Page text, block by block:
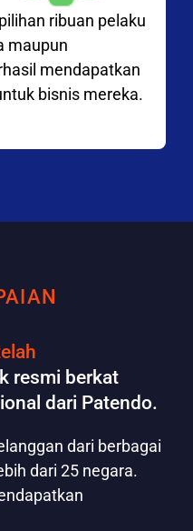
ribuan pelaku
maupun
mendapatkan
bisnis mereka.
resmi berkat
dari Patendo.
dari berbagai
dari 25 negara.